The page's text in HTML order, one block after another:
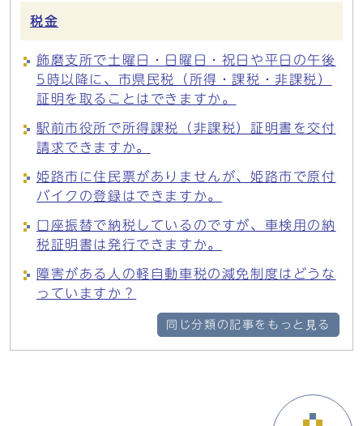
税金
飾磨支所で土曜日・日曜日・祝日や平日の午後
5時以降に、市県民税（所得・課税・非課税）
証明を取ることはできますか。
駅前市役所で所得課税（非課税）証明書を交付
請求できますか。
姫路市に住民票がありませんが、姫路市で原付
バイクの登録はできますか。
口座振替で納税しているのですが、車検用の納
税証明書は発行できますか。
障害がある人の軽自動車税の減免制度はどうな
っていますか？
同じ分類の記事をもっと見る